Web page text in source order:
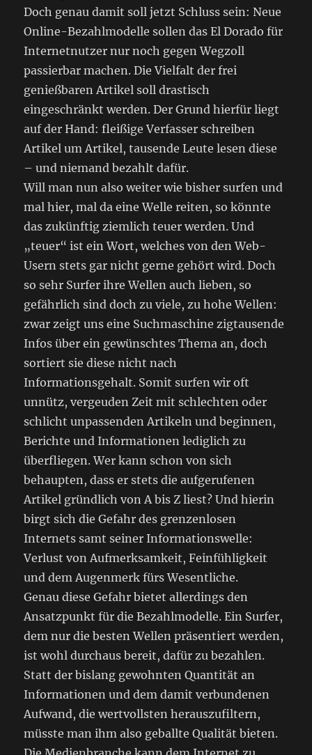
Doch genau damit soll jetzt Schluss sein: Neue
Online-Bezahlmodelle sollen das El Dorado für
Internetnutzer nur noch gegen Wegzoll
passierbar machen. Die Vielfalt der frei
genießbaren Artikel soll drastisch
eingeschränkt werden. Der Grund hierfür liegt
auf der Hand: fleißige Verfasser schreiben
Artikel um Artikel, tausende Leute lesen diese
– und niemand bezahlt dafür.
Will man nun also weiter wie bisher surfen und
mal hier, mal da eine Welle reiten, so könnte
das zukünftig ziemlich teuer werden. Und
„teuer“ ist ein Wort, welches von den Web-
Usern stets gar nicht gerne gehört wird. Doch
so sehr Surfer ihre Wellen auch lieben, so
gefährlich sind doch zu viele, zu hohe Wellen:
zwar zeigt uns eine Suchmaschine zigtausende
Infos über ein gewünschtes Thema an, doch
sortiert sie diese nicht nach
Informationsgehalt. Somit surfen wir oft
unnütz, vergeuden Zeit mit schlechten oder
schlicht unpassenden Artikeln und beginnen,
Berichte und Informationen lediglich zu
überfliegen. Wer kann schon von sich
behaupten, dass er stets die aufgerufenen
Artikel gründlich von A bis Z liest? Und hierin
birgt sich die Gefahr des grenzenlosen
Internets samt seiner Informationswelle:
Verlust von Aufmerksamkeit, Feinfühligkeit
und dem Augenmerk fürs Wesentliche.
Genau diese Gefahr bietet allerdings den
Ansatzpunkt für die Bezahlmodelle. Ein Surfer,
dem nur die besten Wellen präsentiert werden,
ist wohl durchaus bereit, dafür zu bezahlen.
Statt der bislang gewohnten Quantität an
Informationen und dem damit verbundenen
Aufwand, die wertvollsten herauszufiltern,
müsste man ihm also geballte Qualität bieten.